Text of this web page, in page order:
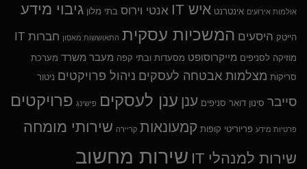
אולמות אירועים אינטרנט איש IT אנטי וירוס בתי מלון גיבוי מידע
הייטק היסעים המשכיות עסקית התאוששות מאסון חברות IT
מוזיקה לסניפים מייקרוסופט מסעדות ובתי קפה מעבר משרד מערכת
סריקות מצלמות אבטחה לעסקים ניהול פרויקטים ניטור
סייבר סינון דואר סניפים ענן ענן לעסקים פישינג פרויקטים
פרטיות מידע פריוריטי קופות קמעונאות קריירה שירותי מומחה
שירות למנהלי IT
שירות מחשוב